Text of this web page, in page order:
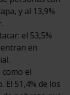
y al 13,9%
el 53,5%
en
como el
51,4% de los